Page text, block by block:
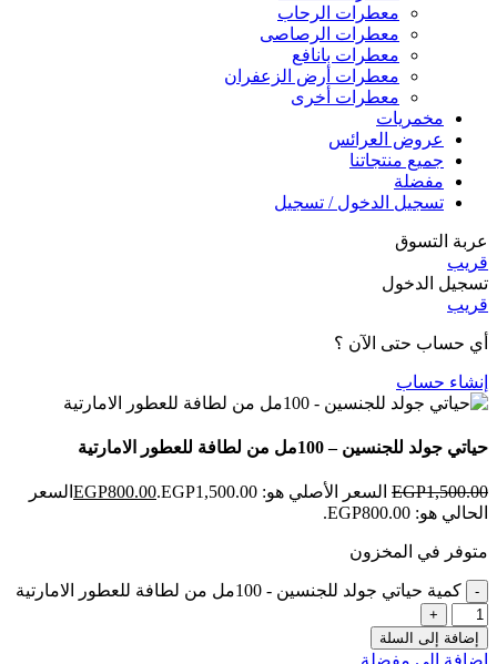
معطرات الرحاب
معطرات الرصاصى
معطرات بانافع
معطرات أرض الزعفران
معطرات أخرى
مخمريات
عروض العرائس
جميع منتجاتنا
مفضلة
تسجيل الدخول / تسجيل
عربة التسوق
قريب
تسجيل الدخول
قريب
أي حساب حتى الآن ؟
إنشاء حساب
حياتي جولد للجنسين – 100مل من لطافة للعطور الامارتية
EGP1,500.00 السعر الأصلي هو: EGP1,500.00. EGP800.00
السعر
الحالي هو: EGP800.00.
متوفر في المخزون
كمية حياتي جولد للجنسين - 100مل من لطافة للعطور الامارتية
إضافة إلى السلة
إضافة إلى مفضلة